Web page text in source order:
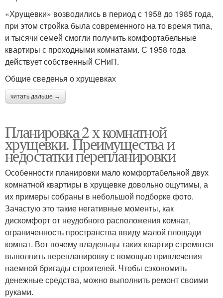
«Хрущевки» возводились в период с 1958 до 1985 года,
при этом стройка была современного на то время типа,
и тысячи семей смогли получить комфортабельные
квартиры с проходными комнатами. С 1958 года
действует собственный СНиП.
Общие сведенья о хрущевках
читать дальше →
Планировка 2 х комнатной
хрущевки. Преимущества и
недостатки перепланировки
Особенности планировки мало комфортабельной двух
комнатной квартиры в хрущевке довольно ощутимы, а
их примеры собраны в небольшой подборке фото.
Зачастую это такие негативные моменты, как
дискомфорт от неудобного расположения комнат,
ограниченность пространства ввиду малой площади
комнат. Вот почему владельцы таких квартир стремятся
выполнить перепланировку с помощью привлечения
наемной бригады строителей. Чтобы сэкономить
денежные средства, можно выполнить ремонт своими
руками.